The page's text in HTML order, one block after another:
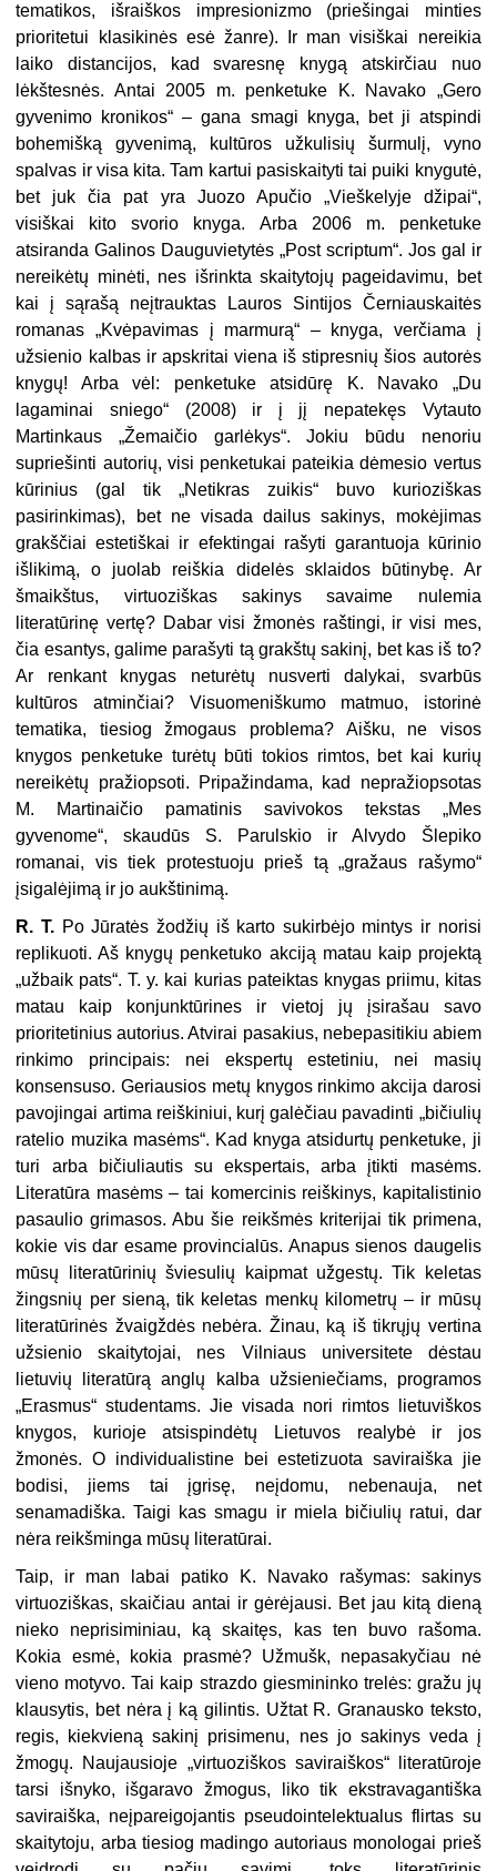
tematikos, išraiškos impresionizmo (priešingai minties
prioritetui klasikinės esė žanre). Ir man visiškai nereikia
laiko distancijos, kad svaresnę knygą atskirčiau nuo
lėkštesnės. Antai 2005 m. penketuke K. Navako „Gero
gyvenimo kronikos“ – gana smagi knyga, bet ji atspindi
bohemišką gyvenimą, kultūros užkulisių šurmulį, vyno
spalvas ir visa kita. Tam kartui pasiskaityti tai puiki knygutė,
bet juk čia pat yra Juozo Apučio „Vieškelyje džipai“,
visiškai kito svorio knyga. Arba 2006 m. penketuke
atsiranda Galinos Dauguvietytės „Post scriptum“. Jos gal ir
nereikėtų minėti, nes išrinkta skaitytojų pageidavimu, bet
kai į sąrašą neįtrauktas Lauros Sintijos Černiauskaitės
romanas „Kvėpavimas į marmurą“ – knyga, verčiama į
užsienio kalbas ir apskritai viena iš stipresnių šios autorės
knygų! Arba vėl: penketuke atsidūrę K. Navako „Du
lagaminai sniego“ (2008) ir į jį nepatekęs Vytauto
Martinkaus „Žemaičio garlėkys“. Jokiu būdu nenoriu
supriešinti autorių, visi penketukai pateikia dėmesio vertus
kūrinius (gal tik „Netikras zuikis“ buvo kurioziškas
pasirinkimas), bet ne visada dailus sakinys, mokėjimas
grakščiai estetiškai ir efektingai rašyti garantuoja kūrinio
išlikimą, o juolab reiškia didelės sklaidos būtinybę. Ar
šmaikštus, virtuoziškas sakinys savaime nulemia
literatūrinę vertę? Dabar visi žmonės raštingi, ir visi mes,
čia esantys, galime parašyti tą grakštų sakinį, bet kas iš to?
Ar renkant knygas neturėtų nusverti dalykai, svarbūs
kultūros atminčiai? Visuomeniškumo matmuo, istorinė
tematika, tiesiog žmogaus problema? Aišku, ne visos
knygos penketuke turėtų būti tokios rimtos, bet kai kurių
nereikėtų pražiopsoti. Pripažindama, kad nepražiopsotas
M. Martinaičio pamatinis savivokos tekstas „Mes
gyvenome“, skaudūs S. Parulskio ir Alvydo Šlepiko
romanai, vis tiek protestuoju prieš tą „gražaus rašymo“
įsigalėjimą ir jo aukštinimą.
R. T. Po Jūratės žodžių iš karto sukirbėjo mintys ir norisi
replikuoti. Aš knygų penketuko akciją matau kaip projektą
„užbaik pats“. T. y. kai kurias pateiktas knygas priimu, kitas
matau kaip konjunktūrines ir vietoj jų įsirašau savo
prioritetinius autorius. Atvirai pasakius, nebepasitikiu abiem
rinkimo principais: nei ekspertų estetiniu, nei masių
konsensuso. Geriausios metų knygos rinkimo akcija darosi
pavojingai artima reiškiniui, kurį galėčiau pavadinti „bičiulių
ratelio muzika masėms“. Kad knyga atsidurtų penketuke, ji
turi arba bičiuliautis su ekspertais, arba įtikti masėms.
Literatūra masėms – tai komercinis reiškinys, kapitalistinio
pasaulio grimasos. Abu šie reikšmės kriterijai tik primena,
kokie vis dar esame provincialūs. Anapus sienos daugelis
mūsų literatūrinių šviesulių kaipmat užgestų. Tik keletas
žingsnių per sieną, tik keletas menkų kilometrų – ir mūsų
literatūrinės žvaigždės nebėra. Žinau, ką iš tikrųjų vertina
užsienio skaitytojai, nes Vilniaus universitete dėstau
lietuvių literatūrą anglų kalba užsieniečiams, programos
„Erasmus“ studentams. Jie visada nori rimtos lietuviškos
knygos, kurioje atsispindėtų Lietuvos realybė ir jos
žmonės. O individualistine bei estetizuota saviraiška jie
bodisi, jiems tai įgrisę, neįdomu, nebenauja, net
senamadiška. Taigi kas smagu ir miela bičiulių ratui, dar
nėra reikšminga mūsų literatūrai.
Taip, ir man labai patiko K. Navako rašymas: sakinys
virtuoziškas, skaičiau antai ir gėrėjausi. Bet jau kitą dieną
nieko neprisiminiau, ką skaitęs, kas ten buvo rašoma.
Kokia esmė, kokia prasmė? Užmušk, nepasakyčiau nė
vieno motyvo. Tai kaip strazdo giesmininko trelės: gražu jų
klausytis, bet nėra į ką gilintis. Užtat R. Granausko teksto,
regis, kiekvieną sakinį prisimenu, nes jo sakinys veda į
žmogų. Naujausioje „virtuoziškos saviraiškos“ literatūroje
tarsi išnyko, išgaravo žmogus, liko tik ekstravagantiška
saviraiška, neįpareigojantis pseudointelektualus flirtas su
skaitytoju, arba tiesiog madingo autoriaus monologai prieš